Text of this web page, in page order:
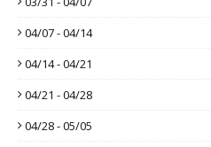
04/07 - 04/14
04/14 - 04/21
04/21 - 04/28
04/28 - 05/05